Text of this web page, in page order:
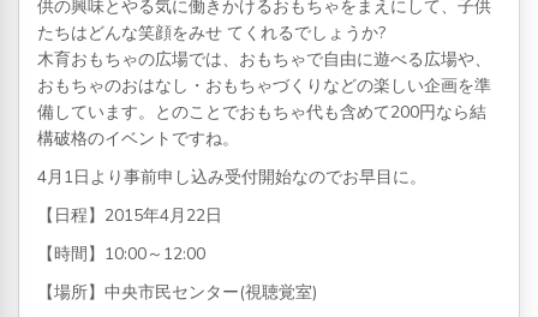
供の興味とやる気に働きかけるおもちゃをまえにして、子供
たちはどんな笑顔をみせ てくれるでしょうか?
木育おもちゃの広場では、おもちゃで自由に遊べる広場や、
おもちゃのおはなし・おもちゃづくりなどの楽しい企画を準
備しています。とのことでおもちゃ代も含めて200円なら結
構破格のイベントですね。
4月1日より事前申し込み受付開始なのでお早目に。
【日程】2015年4月22日
【時間】10:00～12:00
【場所】中央市民センター(視聴覚室)